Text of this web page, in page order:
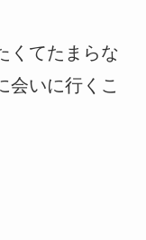
くてたまらな
会いに行くこ